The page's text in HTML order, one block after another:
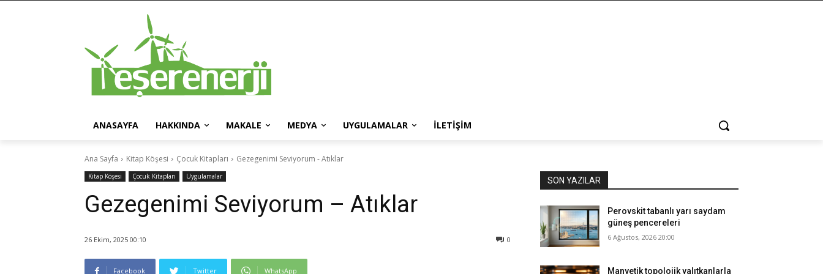
ANASAYFA HAKKINDA MAKALE MEDYA UYGULAMALAR İLETIŞIM
Ana Sayfa Kitap Köşesi Çocuk Kitapları Gezegenimi Seviyorum - Atıklar
Kitap Köşesi Çocuk Kitapları Uygulamalar
Gezegenimi Seviyorum – Atıklar
26 Ekim, 2025 00:10 0
Facebook Twitter WhatsApp
SON YAZILAR
Perovskit tabanlı yarı saydam
güneş pencereleri
6 Ağustos, 2026 20:00
Manyetik topolojik yalıtkanlarla